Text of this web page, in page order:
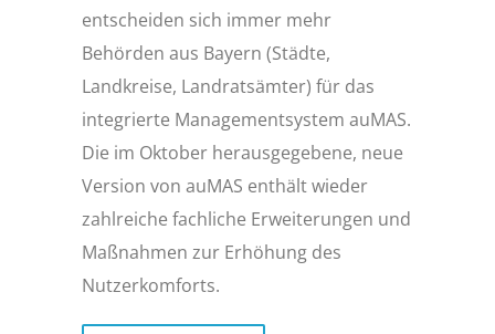
entscheiden sich immer mehr
Behörden aus Bayern (Städte,
Landkreise, Landratsämter) für das
integrierte Managementsystem auMAS.
Die im Oktober herausgegebene, neue
Version von auMAS enthält wieder
zahlreiche fachliche Erweiterungen und
Maßnahmen zur Erhöhung des
Nutzerkomforts.